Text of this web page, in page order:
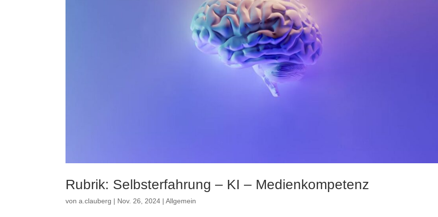
Rubrik: Selbsterfahrung – KI – Medienkompetenz
vona.clauberg | Nov. 26, 2024 |Allgemein